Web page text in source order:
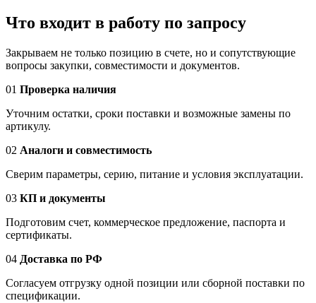
Что входит в работу по запросу
Закрываем не только позицию в счете, но и сопутствующие
вопросы закупки, совместимости и документов.
01 Проверка наличия
Уточним остатки, сроки поставки и возможные замены по
артикулу.
02 Аналоги и совместимость
Сверим параметры, серию, питание и условия эксплуатации.
03 КП и документы
Подготовим счет, коммерческое предложение, паспорта и
сертификаты.
04 Доставка по РФ
Согласуем отгрузку одной позиции или сборной поставки по
спецификации.